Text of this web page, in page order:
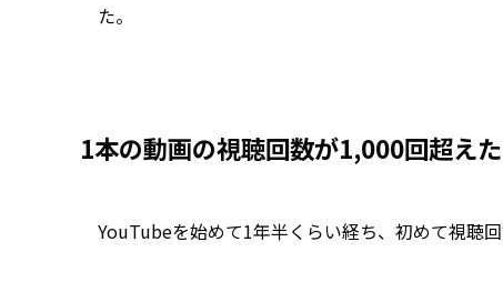
た。
1本の動画の視聴回数が1,000回超えた
YouTubeを始めて1年半くらい経ち、初めて視聴